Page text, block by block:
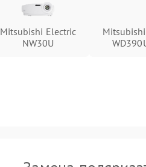
Mitsubishi Electric
NW30U